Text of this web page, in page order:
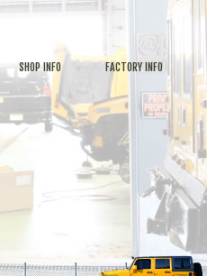
SHOP INFO FACTORY INFO